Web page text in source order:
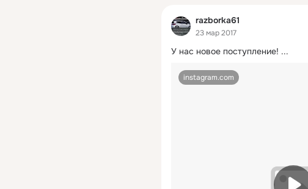
razborka61
23 мар 2017
У нас новое поступление! ...
instagram.com